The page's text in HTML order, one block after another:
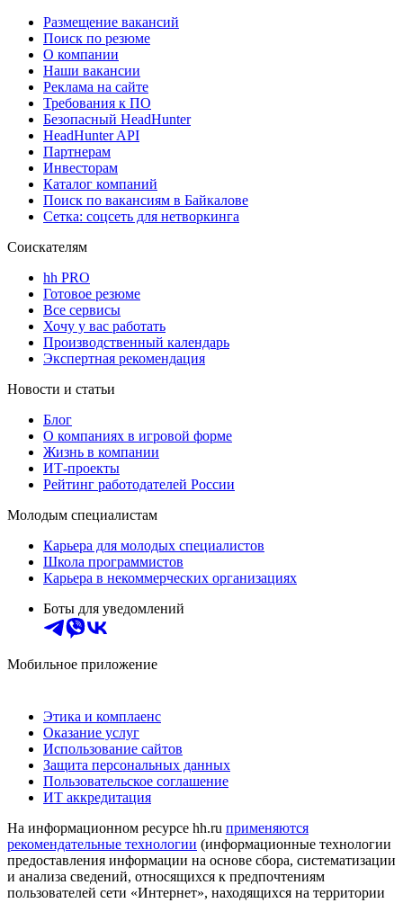
Размещение вакансий
Поиск по резюме
О компании
Наши вакансии
Реклама на сайте
Требования к ПО
Безопасный HeadHunter
HeadHunter API
Партнерам
Инвесторам
Каталог компаний
Поиск по вакансиям в Байкалове
Сетка: соцсеть для нетворкинга
Соискателям
hh PRO
Готовое резюме
Все сервисы
Хочу у вас работать
Производственный календарь
Экспертная рекомендация
Новости и статьи
Блог
О компаниях в игровой форме
Жизнь в компании
ИТ-проекты
Рейтинг работодателей России
Молодым специалистам
Карьера для молодых специалистов
Школа программистов
Карьера в некоммерческих организациях
Боты для уведомлений
Мобильное приложение
Этика и комплаенс
Оказание услуг
Использование сайтов
Защита персональных данных
Пользовательское соглашение
ИТ аккредитация
На информационном ресурсе hh.ru применяются
рекомендательные технологии (информационные технологии
предоставления информации на основе сбора, систематизации
и анализа сведений, относящихся к предпочтениям
пользователей сети «Интернет», находящихся на территории